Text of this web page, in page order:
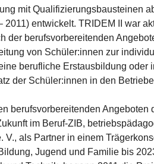
mit Qualifizierungsbausteinen
entwickelt. TRIDEM II war
der berufsvorbereitenden
von Schüler:innen zur
berufliche Erstausbildung oder
der Schüler:innen in den
berufsvorbereitenden Angeboten
im Beruf-ZIB,
als Partner in einem
Jugend und Familie bis